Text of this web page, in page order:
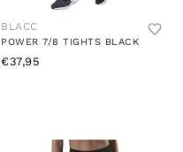
BLACC
POWER 7/8 TIGHTS BLACK
€37,95